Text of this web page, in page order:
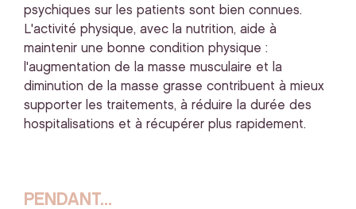
psychiques sur les patients sont bien connues.
L'activité physique, avec la nutrition, aide à
maintenir une bonne condition physique :
l'augmentation de la masse musculaire et la
diminution de la masse grasse contribuent à mieux
supporter les traitements, à réduire la durée des
hospitalisations et à récupérer plus rapidement.
PENDANT...